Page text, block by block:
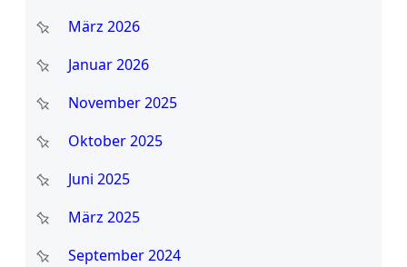
März 2026
Januar 2026
November 2025
Oktober 2025
Juni 2025
März 2025
September 2024